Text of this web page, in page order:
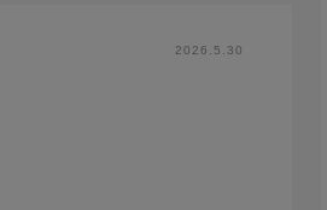
2026.5.30